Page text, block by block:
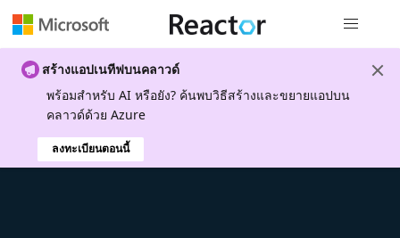
สร้างแอปเนทีฟบนคลาวด์
พร้อมสําหรับ AI หรือยัง? ค้นพบวิธีสร้างและขยายแอปบน
คลาวด์ด้วย Azure
ลงทะเบียนตอนนี้